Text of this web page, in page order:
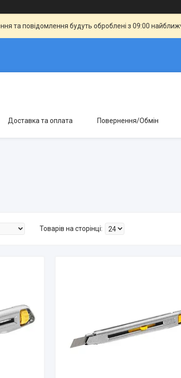
та повідомлення будуть оброблені з 09:00
Доставка та оплата Повернення/Обмін